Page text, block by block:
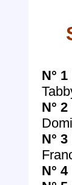
N° 1
N° 2
N° 3
N° 4